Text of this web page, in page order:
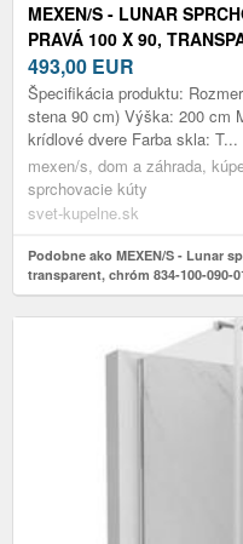
MEXEN/S - LUNAR
PRAVÁ 100 X 90,
00-P
493,00 EUR
Špecifikácia produktu:
stena 90 cm) Výška: 200 cm
krídlové dvere Farba skla: T...
mexen/s, dom a záhrada,
sprchovacie kúty
svet-kupelne.sk
Podobne ako MEXEN/S - Lunar
transparent, chróm 834-100-090-